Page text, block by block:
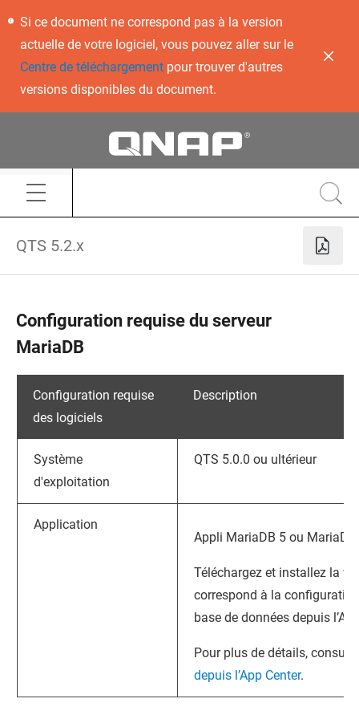
Si ce document ne correspond pas à la version
actuelle de votre logiciel, vous pouvez aller sur le
Centre de téléchargementpour trouver d'autres
versions disponibles du document.
QTS 5.2.x
Configuration requise du serveur
MariaDB
Configuration requise
des logiciels
Description
Système
d'exploitation
QTS 5.0.0 ou ultérieur
Application
Appli MariaDB 5 ou
Téléchargez et installez la
correspond à la
base de données depuis l’
Pour plus de détails,
depuis l’App Center.